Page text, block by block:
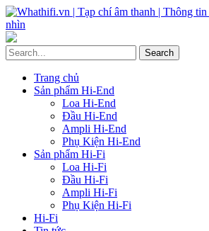
Trang chủ
Sản phẩm Hi-End
Loa Hi-End
Đầu Hi-End
Ampli Hi-End
Phụ Kiện Hi-End
Sản phẩm Hi-Fi
Loa Hi-Fi
Đầu Hi-Fi
Ampli Hi-Fi
Phụ Kiện Hi-Fi
Hi-Fi